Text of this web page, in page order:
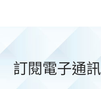
訂閱電子通訊